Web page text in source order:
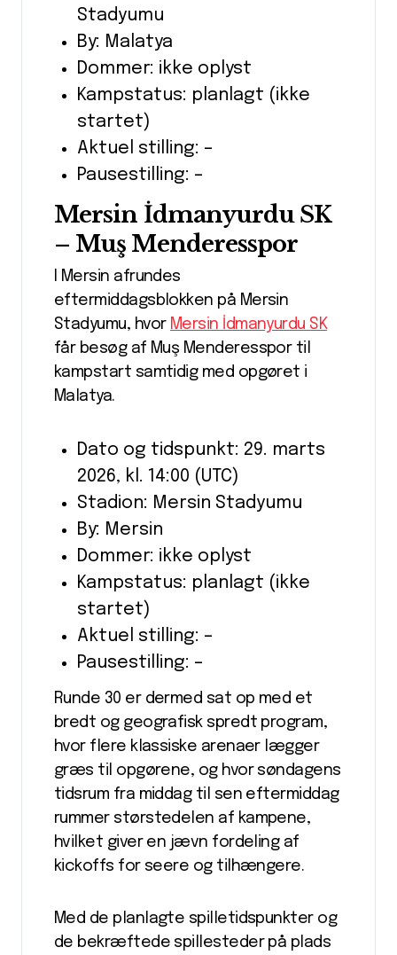
Stadyumu
By: Malatya
Dommer: ikke oplyst
Kampstatus: planlagt (ikke
startet)
Aktuel stilling: –
Pausestilling: –
Mersin İdmanyurdu SK
– Muş Menderesspor
I Mersin afrundes
eftermiddagsblokken på Mersin
Stadyumu, hvor Mersin İdmanyurdu SK
får besøg af Muş Menderesspor til
kampstart samtidig med opgøret i
Malatya.
Dato og tidspunkt: 29. marts
2026, kl. 14:00 (UTC)
Stadion: Mersin Stadyumu
By: Mersin
Dommer: ikke oplyst
Kampstatus: planlagt (ikke
startet)
Aktuel stilling: –
Pausestilling: –
Runde 30 er dermed sat op med et
bredt og geografisk spredt program,
hvor flere klassiske arenaer lægger
græs til opgørene, og hvor søndagens
tidsrum fra middag til sen eftermiddag
rummer størstedelen af kampene,
hvilket giver en jævn fordeling af
kickoffs for seere og tilhængere.
Med de planlagte spilletidspunkter og
de bekræftede spillesteder på plads